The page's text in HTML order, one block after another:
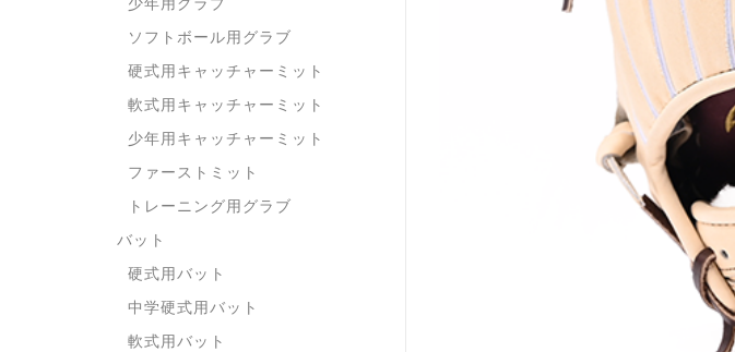
少年用グラブ
ソフトボール用グラブ
硬式用キャッチャーミット
軟式用キャッチャーミット
少年用キャッチャーミット
ファーストミット
トレーニング用グラブ
バット
硬式用バット
中学硬式用バット
軟式用バット